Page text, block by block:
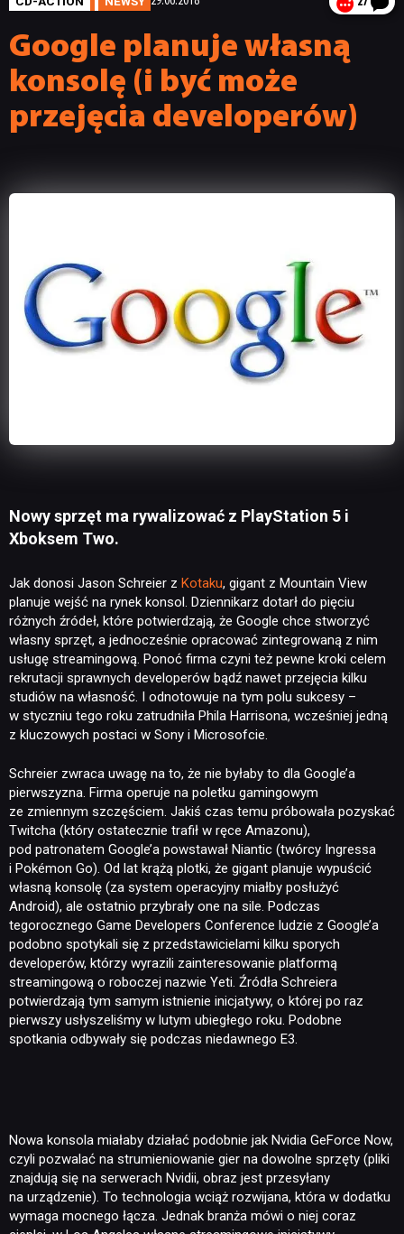
Google planuje własną
konsolę (i być może
przejęcia developerów)
Nowy sprzęt ma rywalizować z PlayStation 5 i
Xboksem Two.
Jak donosi Jason Schreier z Kotaku, gigant z Mountain View
planuje wejść na rynek konsol. Dziennikarz dotarł do pięciu
różnych źródeł, które potwierdzają, że Google chce stworzyć
własny sprzęt, a jednocześnie opracować zintegrowaną z nim
usługę streamingową. Ponoć firma czyni też pewne kroki celem
rekrutacji sprawnych developerów bądź nawet przejęcia kilku
studiów na własność. I odnotowuje na tym polu sukcesy –
w styczniu tego roku zatrudniła Phila Harrisona, wcześniej jedną
z kluczowych postaci w Sony i Microsofcie.
Schreier zwraca uwagę na to, że nie byłaby to dla Google’a
pierwszyzna. Firma operuje na poletku gamingowym
ze zmiennym szczęściem. Jakiś czas temu próbowała pozyskać
Twitcha (który ostatecznie trafił w ręce Amazonu),
pod patronatem Google’a powstawał Niantic (twórcy Ingressa
i Pokémon Go). Od lat krążą plotki, że gigant planuje wypuścić
własną konsolę (za system operacyjny miałby posłużyć
Android), ale ostatnio przybrały one na sile. Podczas
tegorocznego Game Developers Conference ludzie z Google’a
podobno spotykali się z przedstawicielami kilku sporych
developerów, którzy wyrazili zainteresowanie platformą
streamingową o roboczej nazwie Yeti. Źródła Schreiera
potwierdzają tym samym istnienie inicjatywy, o której po raz
pierwszy usłyszeliśmy w lutym ubiegłego roku. Podobne
spotkania odbywały się podczas niedawnego E3.
Nowa konsola miałaby działać podobnie jak Nvidia GeForce Now,
czyli pozwalać na strumieniowanie gier na dowolne sprzęty (pliki
znajdują się na serwerach Nvidii, obraz jest przesyłany
na urządzenie). To technologia wciąż rozwijana, która w dodatku
wymaga mocnego łącza. Jednak branża mówi o niej coraz